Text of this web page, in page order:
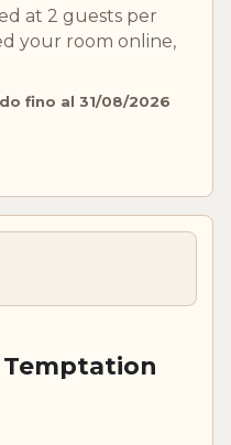
at 2 guests per
your room online,
fino al 31/08/2026